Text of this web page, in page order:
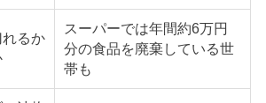
るか
スーパーでは年間約6万円
分の食品を廃棄している世
帯も